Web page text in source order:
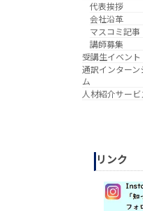
代表挨拶
会社沿革
マスコミ記事
講師募集
受講生イベント
通訳インターン
ム
人材紹介サービ
リンク